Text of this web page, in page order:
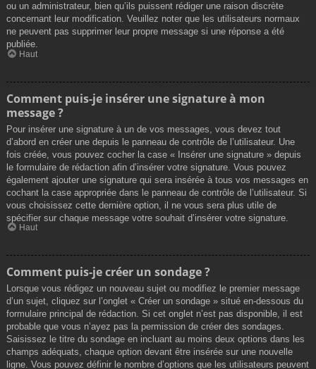
ou un administrateur, bien qu’ils puissent rédiger une raison discrète
concernant leur modification. Veuillez noter que les utilisateurs normaux
ne peuvent pas supprimer leur propre message si une réponse a été
publiée.
Haut
Comment puis-je insérer une signature à mon
message ?
Pour insérer une signature à un de vos messages, vous devez tout
d’abord en créer une depuis le panneau de contrôle de l’utilisateur. Une
fois créée, vous pouvez cocher la case « Insérer une signature » depuis
le formulaire de rédaction afin d’insérer votre signature. Vous pouvez
également ajouter une signature qui sera insérée à tous vos messages en
cochant la case appropriée dans le panneau de contrôle de l’utilisateur. Si
vous choisissez cette dernière option, il ne vous sera plus utile de
spécifier sur chaque message votre souhait d’insérer votre signature.
Haut
Comment puis-je créer un sondage ?
Lorsque vous rédigez un nouveau sujet ou modifiez le premier message
d’un sujet, cliquez sur l’onglet « Créer un sondage » situé en-dessous du
formulaire principal de rédaction. Si cet onglet n’est pas disponible, il est
probable que vous n’ayez pas la permission de créer des sondages.
Saisissez le titre du sondage en incluant au moins deux options dans les
champs adéquats, chaque option devant être insérée sur une nouvelle
ligne. Vous pouvez définir le nombre d’options que les utilisateurs peuvent